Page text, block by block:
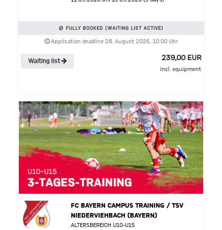
FULLY BOOKED (WAITING LIST ACTIVE)
Application deadline 28. August 2026, 10:00 Uhr
Waiting list 239,00 EUR
incl. equipment
FC BAYERN CAMPUS TRAINING / TSV
NIEDERVIEHBACH (BAYERN)
ALTERSBEREICH U10-U15